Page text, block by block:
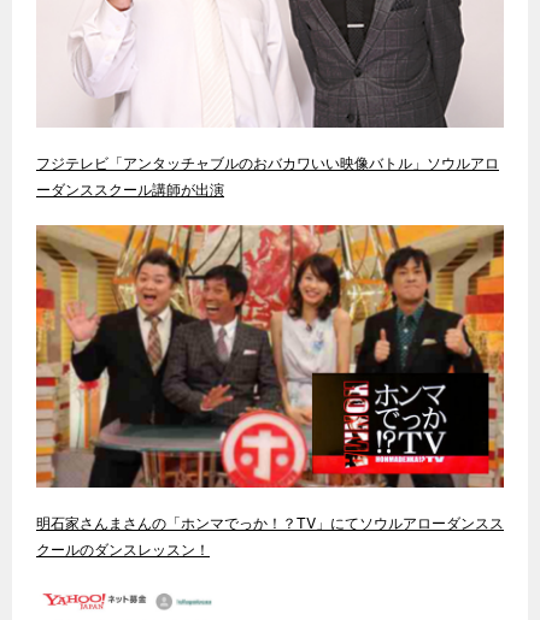
フジテレビ「アンタッチャブルのおバカワいい映像バトル」ソウルアロ
ーダンススクール講師が出演
明石家さんまさんの「ホンマでっか！？TV」にてソウルアローダンスス
クールのダンスレッスン！